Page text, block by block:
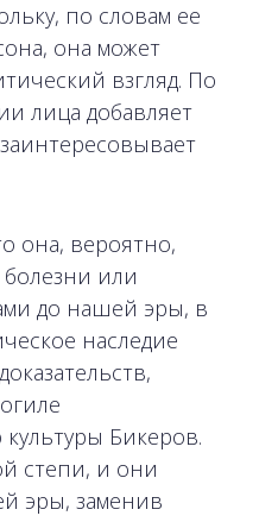
по словам ее
она может
взгляд. По
лица добавляет
она, вероятно,
или
до нашей эры, в
наследие
Бикеров.
степи, и они
эры, заменив